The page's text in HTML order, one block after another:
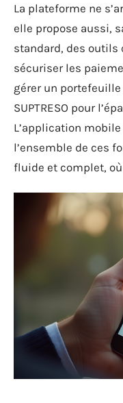
La plateforme ne
elle propose aussi,
standard, des outils
sécuriser les
gérer un portefeuille
SUPTRESO pour
L’application
l’ensemble de ces
fluide et complet, où